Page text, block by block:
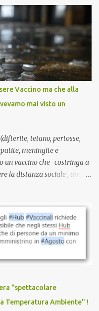
scuotere chiunque abbia
testa. Per il vaccino
condizionata,
mai utilizzate prima su
di discussione
tua. Lo si somministra
di rischio, spesso già
Non c’è presa in carico.
Vaccino ma che alla
mai visto un
tetano, pertosse,
meningite e
un vaccino che costringa a
la distanza sociale , anche
parlare di ricompense,
mai visto
fatto. Se non sei stato
di farti sentire una
un vaccino che minacci le
sussistenza, il lavoro o la
che permettesse a un
Dopo tutti i vaccini
"spettacolare
Temperatura Ambiente" !